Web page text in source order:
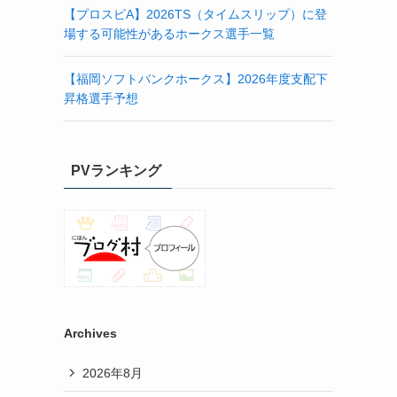
【プロスピA】2026TS（タイムスリップ）に登
場する可能性があるホークス選手一覧
【福岡ソフトバンクホークス】2026年度支配下
昇格選手予想
PVランキング
Archives
2026年8月